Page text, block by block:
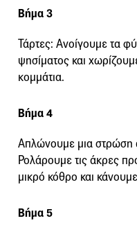
Βήμα 3
Τάρτες: Ανοίγουμε τα
ψησίματος και
κομμάτια.
Βήμα 4
Απλώνουμε μια στρώση
Ρολάρουμε τις άκρες
μικρό κόθρο και
Βήμα 5